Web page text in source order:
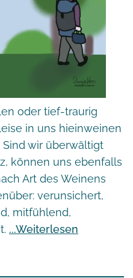
oder tief-traurig
in uns hieinweinen
wir überwältigt
können uns ebenfalls
Art des Weinens
verunsichert,
mitfühlend,
Weiterlesen